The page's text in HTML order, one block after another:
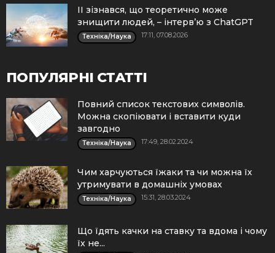
ІІ зізнався, що теоретично може
знищити людей, – інтерв’ю з ChatGPT
Техніка/Наука 17:11, 07.08.2026
ПОПУЛЯРНІ СТАТТІ
Повний список текстових символів.
Можна скопіювати і вставити куди
завгодно
Техніка/Наука 17:49, 28.02.2024
Чим харчуються їжаки та чи можна їх
утримувати в домашніх умовах
Техніка/Наука 15:31, 28.03.2024
Що їдять качки на ставку та вдома і чому
їх не...